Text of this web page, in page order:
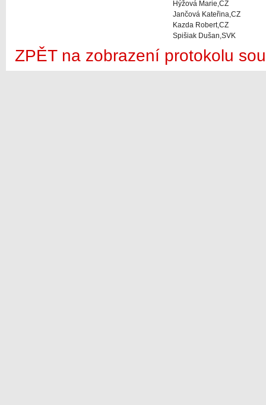
Hýžová Marie,CZ
Jančová Kateřina,CZ
Kazda Robert,CZ
Spišiak Dušan,SVK
ZPĚT na zobrazení protokolu